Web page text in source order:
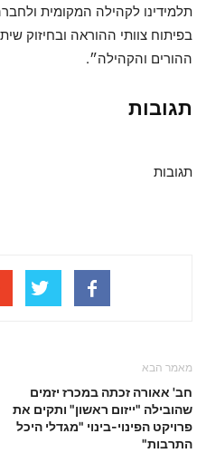
תלמידינו לקהילה המקומית
בפיתוח צוותי ההוראה ובחיזוק
ההורים והקהילה״.
תגובות
תגובות
מאמר הבא
חב' אאורה זכתה במכרז יזמים
שהובילה "ייזום ראשון" ותקים את
פרויקט הפינוי-בינוי "מגדלי היכל
התרבות"